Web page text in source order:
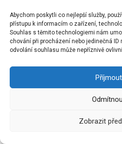
Abychom poskytli co nejlepší služby,
přístupu k informacím o zařízení,
Souhlas s těmito technologiemi nám
chování při procházení nebo jedinečná
odvolání souhlasu může nepříznivě
Příjmout
Zobrazit